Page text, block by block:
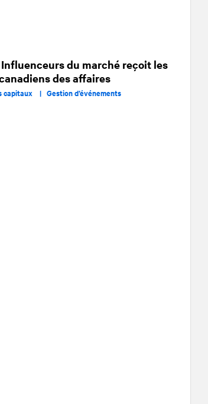
du marché reçoit les
des affaires
capitaux | Gestion d’événements